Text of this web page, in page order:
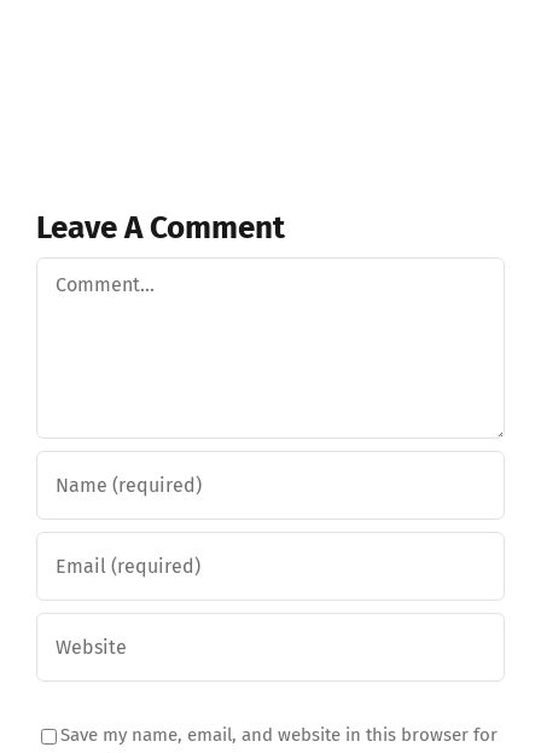
Leave A Comment
Comment
Save my name, email, and website in this browser for